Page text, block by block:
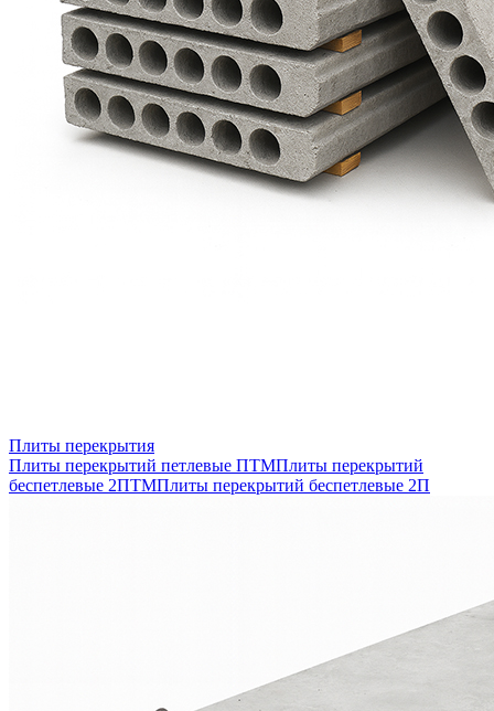
Плиты перекрытия
Плиты перекрытий петлевые ПТМПлиты перекрытий
беспетлевые 2ПТМПлиты перекрытий беспетлевые 2П